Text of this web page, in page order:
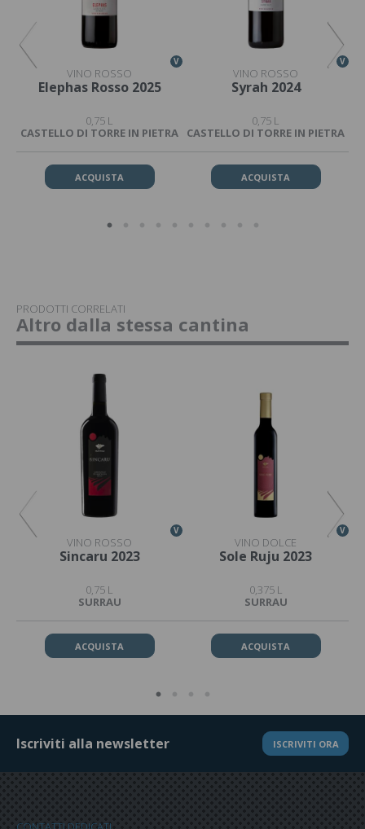
V
VINO ROSSO
Elephas Rosso 2025
0,75 L
CASTELLO DI TORRE IN PIETRA
ACQUISTA
V
VINO ROSSO
Syrah 2024
0,75 L
CASTELLO DI TORRE IN PIETRA
ACQUISTA
PRODOTTI CORRELATI
Altro dalla stessa cantina
V
VINO ROSSO
Sincaru 2023
0,75 L
SURRAU
ACQUISTA
V
VINO DOLCE
Sole Ruju 2023
0,375 L
SURRAU
ACQUISTA
Iscriviti alla newsletter ISCRIVITI ORA